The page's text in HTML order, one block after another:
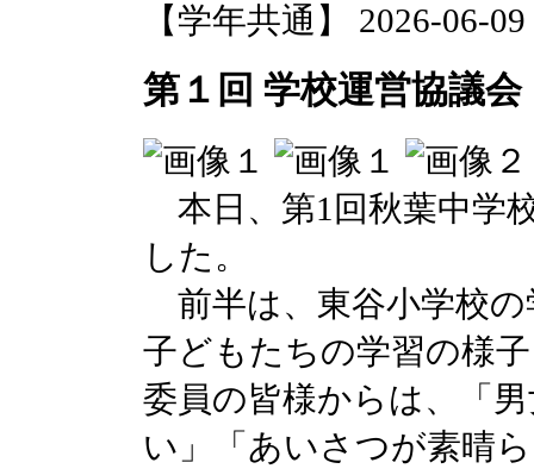
【学年共通】 2026-06-
第１回 学校運営協議会
本日、第1回秋葉中学
した。
前半は、東谷小学校の
子どもたちの学習の様
委員の皆様からは、「
い」「あいさつが素晴